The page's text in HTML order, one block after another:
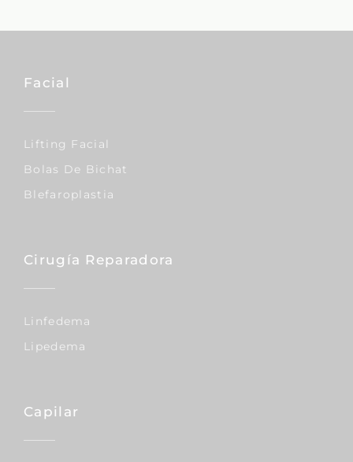
Facial
Lifting Facial
Bolas De Bichat
Blefaroplastia
Cirugía Reparadora
Linfedema
Lipedema
Capilar